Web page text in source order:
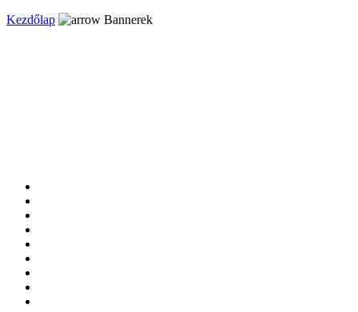
Kezdőlap Bannerek